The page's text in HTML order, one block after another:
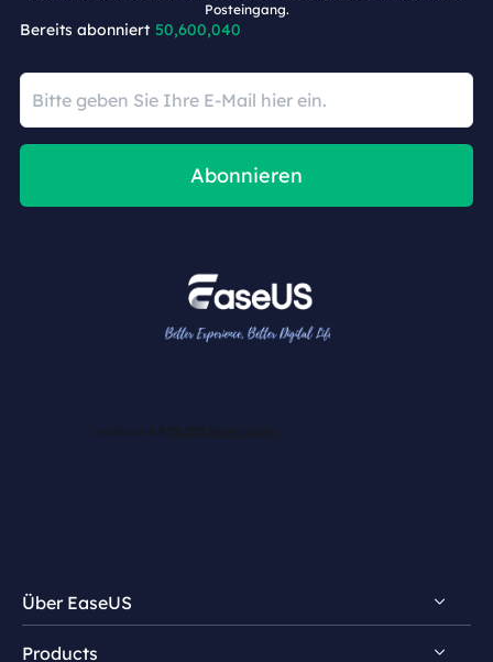
Posteingang.
Bereits abonniert 50,600,040
Abonnieren
Über EaseUS
Products